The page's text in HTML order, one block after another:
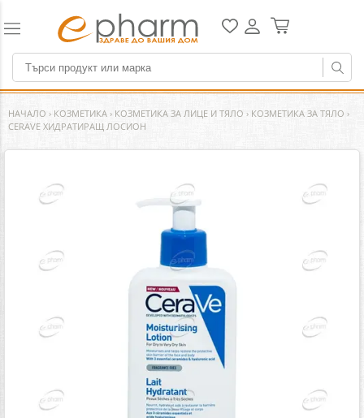
НАЧАЛО › КОЗМЕТИКА › КОЗМЕТИКА ЗА ЛИЦЕ И ТЯЛО › КОЗМЕТИКА ЗА ТЯЛО ›
CERAVE ХИДРАТИРАЩ ЛОСИОН